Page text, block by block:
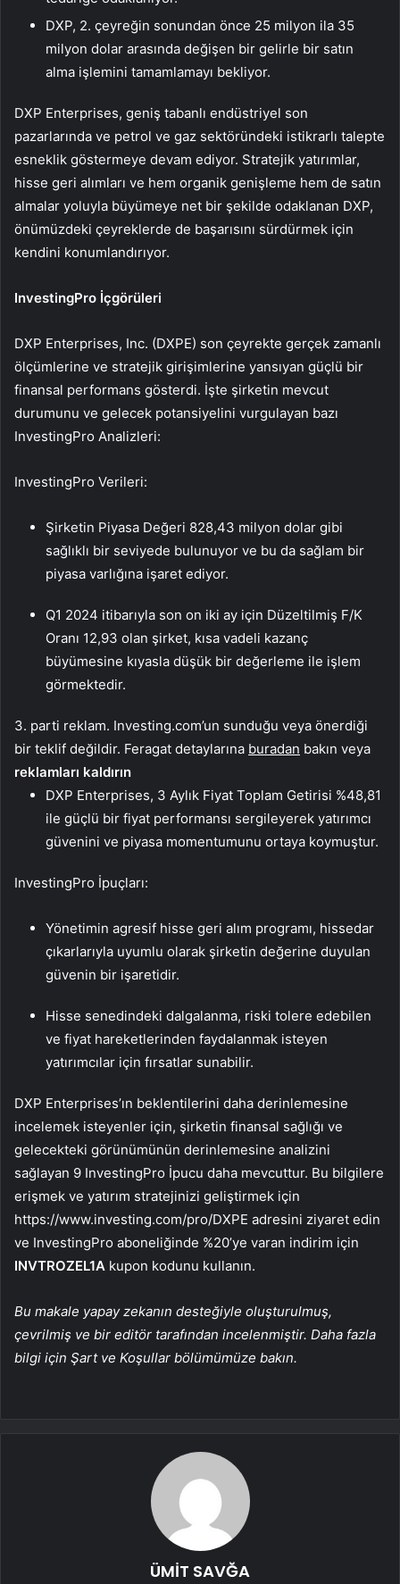
DXP, 2. çeyreğin sonundan önce 25 milyon ila 35
milyon dolar arasında değişen bir gelirle bir satın
alma işlemini tamamlamayı bekliyor.
DXP Enterprises, geniş tabanlı endüstriyel son
pazarlarında ve petrol ve gaz sektöründeki istikrarlı talepte
esneklik göstermeye devam ediyor. Stratejik yatırımlar,
hisse geri alımları ve hem organik genişleme hem de satın
almalar yoluyla büyümeye net bir şekilde odaklanan DXP,
önümüzdeki çeyreklerde de başarısını sürdürmek için
kendini konumlandırıyor.
InvestingPro İçgörüleri
DXP Enterprises, Inc. (DXPE) son çeyrekte gerçek zamanlı
ölçümlerine ve stratejik girişimlerine yansıyan güçlü bir
finansal performans gösterdi. İşte şirketin mevcut
durumunu ve gelecek potansiyelini vurgulayan bazı
InvestingPro Analizleri:
InvestingPro Verileri:
Şirketin Piyasa Değeri 828,43 milyon dolar gibi
sağlıklı bir seviyede bulunuyor ve bu da sağlam bir
piyasa varlığına işaret ediyor.
Q1 2024 itibarıyla son on iki ay için Düzeltilmiş F/K
Oranı 12,93 olan şirket, kısa vadeli kazanç
büyümesine kıyasla düşük bir değerleme ile işlem
görmektedir.
3. parti reklam. Investing.com’un sunduğu veya önerdiği
bir teklif değildir. Feragat detaylarına buradan bakın veya
reklamları kaldırın
DXP Enterprises, 3 Aylık Fiyat Toplam Getirisi %48,81
ile güçlü bir fiyat performansı sergileyerek yatırımcı
güvenini ve piyasa momentumunu ortaya koymuştur.
InvestingPro İpuçları:
Yönetimin agresif hisse geri alım programı, hissedar
çıkarlarıyla uyumlu olarak şirketin değerine duyulan
güvenin bir işaretidir.
Hisse senedindeki dalgalanma, riski tolere edebilen
ve fiyat hareketlerinden faydalanmak isteyen
yatırımcılar için fırsatlar sunabilir.
DXP Enterprises’ın beklentilerini daha derinlemesine
incelemek isteyenler için, şirketin finansal sağlığı ve
gelecekteki görünümünün derinlemesine analizini
sağlayan 9 InvestingPro İpucu daha mevcuttur. Bu bilgilere
erişmek ve yatırım stratejinizi geliştirmek için
https://www.investing.com/pro/DXPE adresini ziyaret edin
ve InvestingPro aboneliğinde %20’ye varan indirim için
INVTROZEL1A kupon kodunu kullanın.
Bu makale yapay zekanın desteğiyle oluşturulmuş,
çevrilmiş ve bir editör tarafından incelenmiştir. Daha fazla
bilgi için Şart ve Koşullar bölümümüze bakın.
ÜMİT SAVĞA